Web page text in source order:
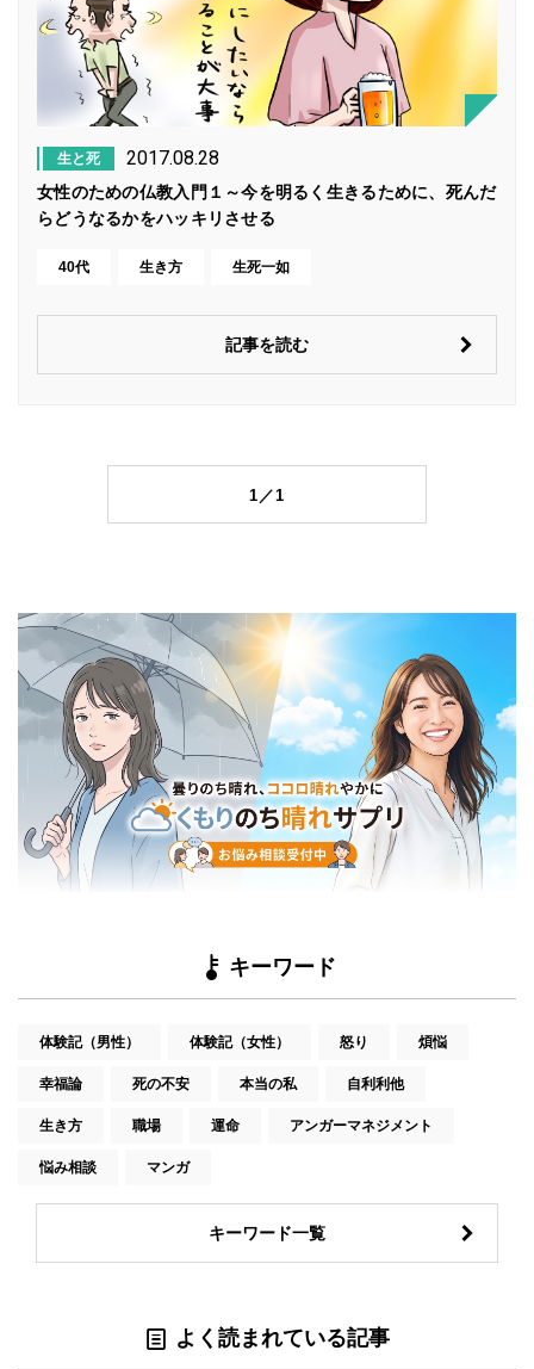
生と死 2017.08.28
女性のための仏教入門１～今を明るく生きるために、死んだ
らどうなるかをハッキリさせる
40代 生き方 生死一如
記事を読む
1／1
キーワード
体験記（男性） 体験記（女性） 怒り 煩悩
幸福論 死の不安 本当の私 自利利他
生き方 職場 運命 アンガーマネジメント
悩み相談 マンガ
キーワード一覧
よく読まれている記事